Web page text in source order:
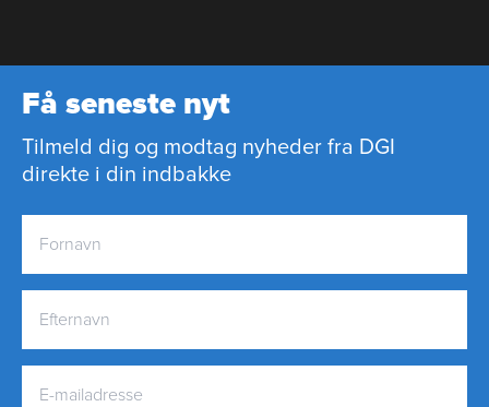
Få seneste nyt
Tilmeld dig og modtag nyheder fra DGI
direkte i din indbakke